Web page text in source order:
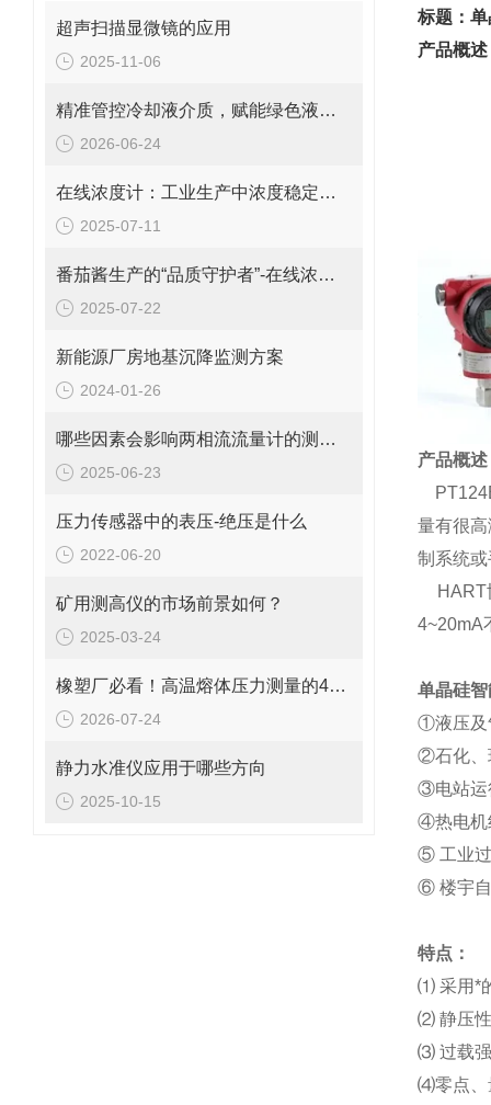
超声扫描显微镜的应用
2025-11-06
精准管控冷却液介质，赋能绿色液冷落地 CZ-D液冷设备浓度变送器
2026-06-24
在线浓度计：工业生产中浓度稳定的守护者
2025-07-11
番茄酱生产的“品质守护者”-在线浓度计
2025-07-22
新能源厂房地基沉降监测方案
2024-01-26
哪些因素会影响两相流流量计的测量精度？
2025-06-23
压力传感器中的表压-绝压是什么
2022-06-20
矿用测高仪的市场前景如何？
2025-03-24
橡塑厂必看！高温熔体压力测量的4大致命痛点，90%工厂都在踩坑
2026-07-24
静力水准仪应用于哪些方向
2025-10-15
标题：
产品概述
产品概述
量有很
制系统
HART
4~20mA
单晶硅智
①液压及
②石化、
③电站运
④热电机
⑤ 工业
⑥ 楼宇自
特点：
⑴ 采用*
⑵ 静压
⑶ 过载强
⑷零点、